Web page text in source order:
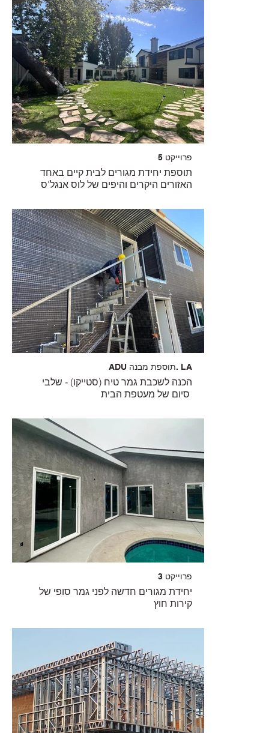
פרוייקט 5
תוספת יחידת מגורים לבית קיים באחד
האזורים היקרים והיפים של לוס אנגל'ס
ADU תוספת מבנה. LA
הכנה לשכבת גמר טיח (סטייקו) - שלבי
פרוייקט 3
יחידת מגורים חדשה לפני גמר סופי של
קירות חוץ